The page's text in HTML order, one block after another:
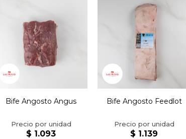
Bife Angosto Angus
$ 1.093
Bife Angosto Feedlot
$ 1.139